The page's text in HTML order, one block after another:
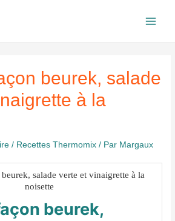
beurek, salade
à la
/ Recettes Thermomix / Par Margaux
beurek,